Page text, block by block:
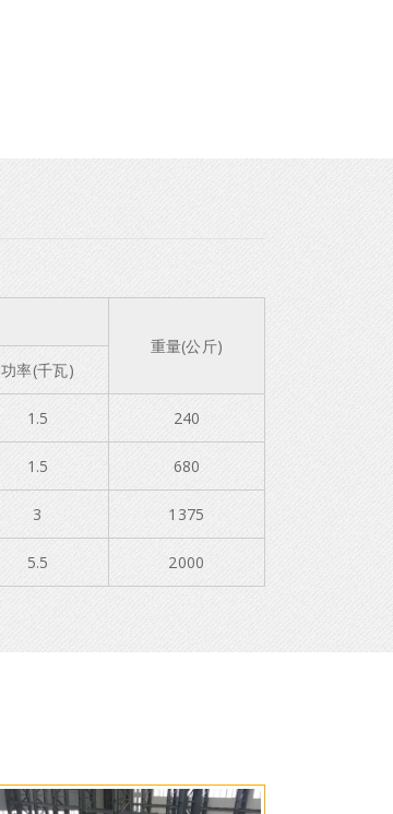
重量(公斤)
功率(千瓦)
1.5 240
1.5 680
3 1375
5.5 2000